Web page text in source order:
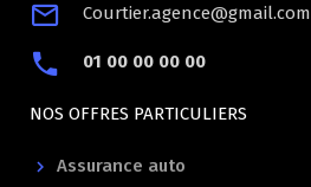
Courtier.agence@gmail.com
01 00 00 00 00
NOS OFFRES PARTICULIERS
Assurance auto